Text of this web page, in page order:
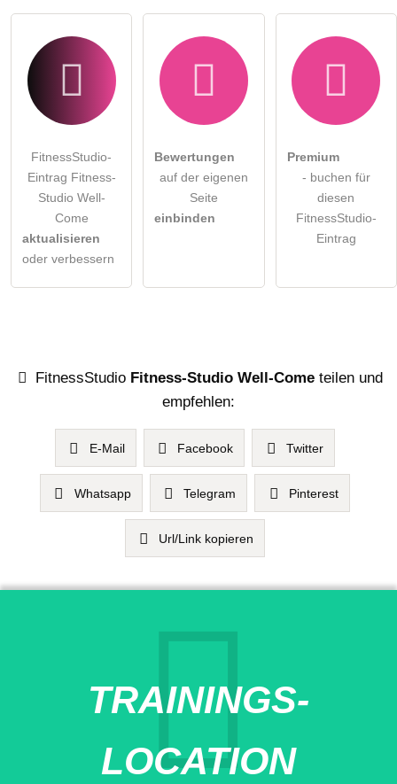
FitnessStudio-
Eintrag Fitness-
Studio Well-
Come
aktualisieren
oder verbessern
Bewertungen
auf der eigenen
Seite
einbinden
Premium
- buchen für
diesen
FitnessStudio-
Eintrag
FitnessStudio Fitness-Studio Well-Cometeilen und
empfehlen:
E-Mail Facebook Twitter
Whatsapp Telegram Pinterest
Url/Link kopieren
TRAININGS-
LOCATION